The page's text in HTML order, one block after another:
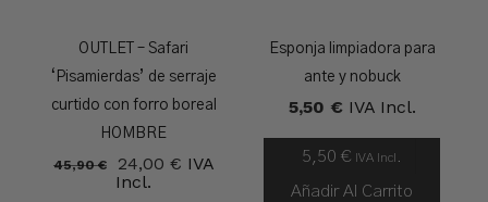
OUTLET – Safari
‘Pisamierdas’ de serraje
curtido con forro boreal
HOMBRE
45,90€
El
Precio
24,00 €ElIVA
Incl.
Esponja limpiadora para
ante y nobuck
5,50 € IVA Incl.
5,50€ IVA Incl.
Añadir Al Carrito